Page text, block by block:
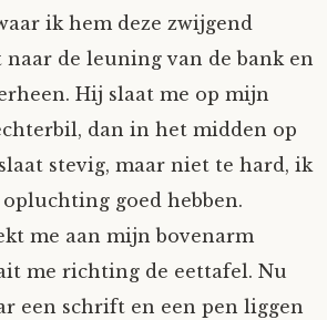
ik hem deze zwijgend
de leuning van de bank en
Hij slaat me op mijn
dan in het midden op
stevig, maar niet te hard, ik
goed hebben.
me aan mijn bovenarm
me richting de eettafel. Nu
een schrift en een pen liggen